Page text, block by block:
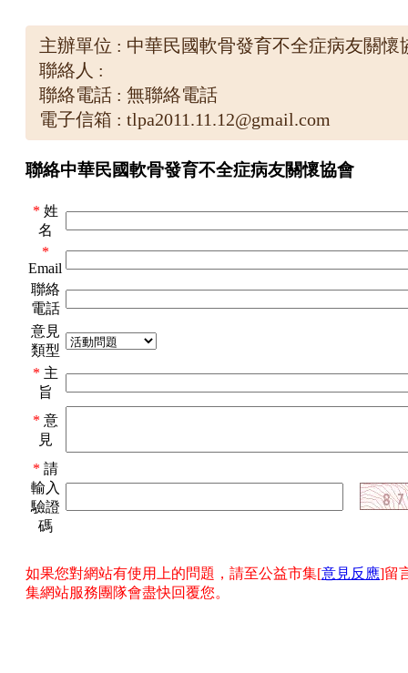
主辦單位 : 中華民國軟骨發育不全症病友關懷
聯絡人 :
聯絡電話 : 無聯絡電話
電子信箱 : tlpa2011.11.12@gmail.com
聯絡中華民國軟骨發育不全症病友關懷協會
* 姓
名
*
Email
聯絡
電話
意見
類型
* 主
旨
* 意
見
* 請
輸入
驗證
碼
如果您對網站有使用上的問題，請至公益市集[意見反應]留
集網站服務團隊會盡快回覆您。